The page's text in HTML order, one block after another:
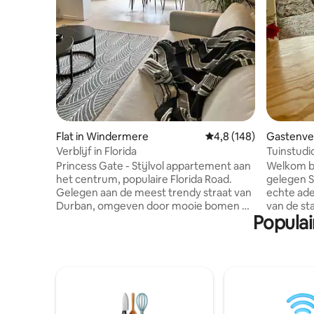
Flat in Windermere Gemiddelde
4,8 (148)
Verblijf in Florida
Princess Gate - Stijlvol appartement aan
het centrum, populaire Florida Road.
Gelegen aan de meest trendy straat van
Durban, omgeven door mooie bomen en
restaurants voor de deur. Ruime grote
Welkom
gelegen
echte
van de
je de stad